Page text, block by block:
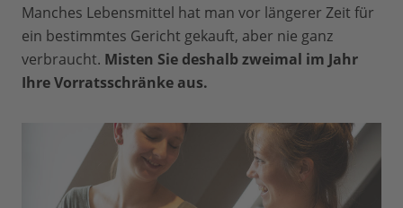
Manches Lebensmittel hat man vor längerer Zeit für
ein bestimmtes Gericht gekauft, aber nie ganz
verbraucht. Misten Sie deshalb zweimal im Jahr
Ihre Vorratsschränke aus.